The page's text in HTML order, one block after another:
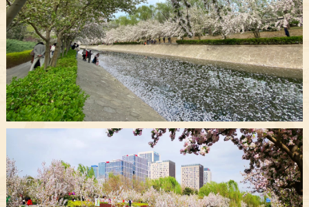
市领导 机构职能 政策服务
政策兑现 政策解读 回应关切
决策公开 专题公开
个人服务 法人服务 部门服务